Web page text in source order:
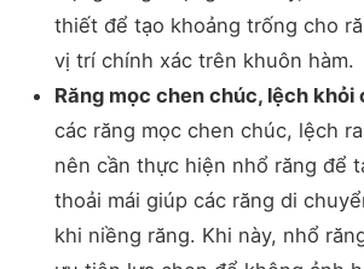
thiết để tạo khoảng trống cho
vị trí chính xác trên khuôn hàm.
Răng mọc chen chúc, lệch khỏi
các răng mọc chen chúc, lệch
nên cần thực hiện nhổ răng để
thoải mái giúp các răng di
khi niềng răng. Khi này, nhổ